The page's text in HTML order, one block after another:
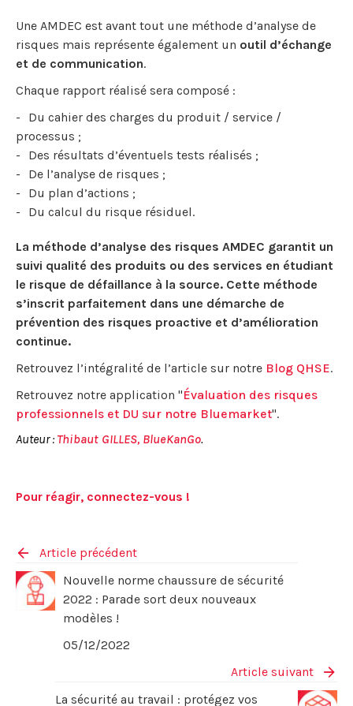
Une AMDEC est avant tout une méthode d’analyse de
risques mais représente également un outil d’échange
et de communication.
Chaque rapport réalisé sera composé :
Du cahier des charges du produit / service /
processus ;
Des résultats d’éventuels tests réalisés ;
De l’analyse de risques ;
Du plan d’actions ;
Du calcul du risque résiduel.
La méthode d’analyse des risques AMDEC garantit un
suivi qualité des produits ou des services en étudiant
le risque de défaillance à la source. Cette méthode
s’inscrit parfaitement dans une démarche de
prévention des risques proactive et d’amélioration
continue.
Retrouvez l’intégralité de l’article sur notre Blog QHSE.
Retrouvez notre application "Évaluation des risques
professionnels et DU sur notre Bluemarket".
Auteur : Thibaut GILLES, BlueKanGo.
Pour réagir, connectez-vous !
Article précédent
Nouvelle norme chaussure de sécurité
2022 : Parade sort deux nouveaux
modèles !
05/12/2022
Article suivant
La sécurité au travail : protégez vos